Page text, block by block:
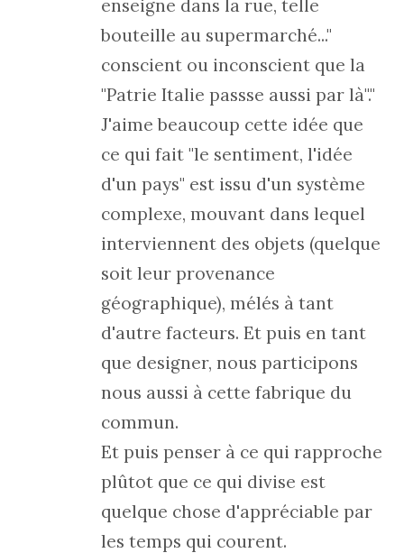
enseigne dans la rue, telle
bouteille au supermarché..."
conscient ou inconscient que la
"Patrie Italie passse aussi par là"."
J'aime beaucoup cette idée que
ce qui fait "le sentiment, l'idée
d'un pays" est issu d'un système
complexe, mouvant dans lequel
interviennent des objets (quelque
soit leur provenance
géographique), mélés à tant
d'autre facteurs. Et puis en tant
que designer, nous participons
nous aussi à cette fabrique du
commun.
Et puis penser à ce qui rapproche
plûtot que ce qui divise est
quelque chose d'appréciable par
les temps qui courent.